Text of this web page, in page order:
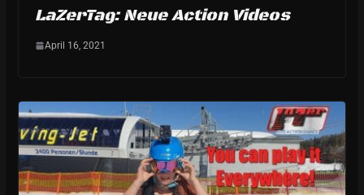
LaZerTag: Neue Action Videos
April 16, 2021